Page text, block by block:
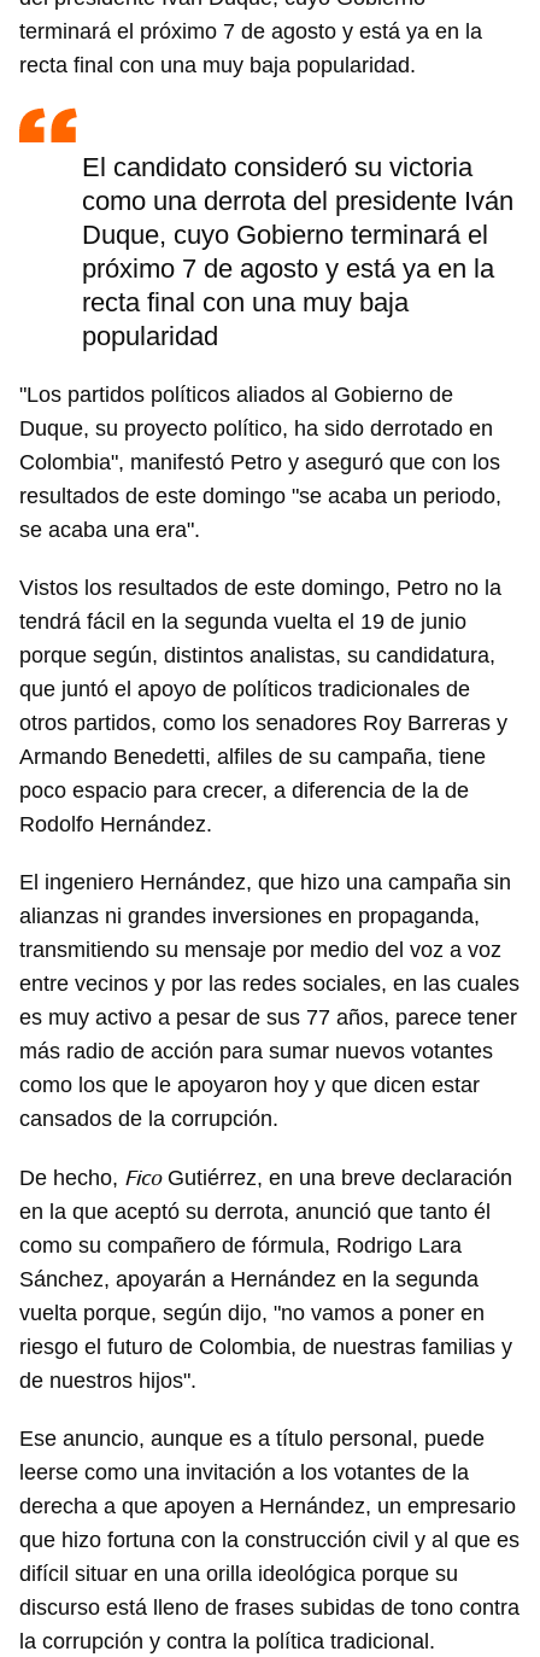
terminará el próximo 7 de agosto y está ya en la
recta final con una muy baja popularidad.
El candidato consideró su victoria
como una derrota del presidente Iván
Duque, cuyo Gobierno terminará el
próximo 7 de agosto y está ya en la
recta final con una muy baja
popularidad
"Los partidos políticos aliados al Gobierno de
Duque, su proyecto político, ha sido derrotado en
Colombia", manifestó Petro y aseguró que con los
resultados de este domingo "se acaba un periodo,
se acaba una era".
Vistos los resultados de este domingo, Petro no la
tendrá fácil en la segunda vuelta el 19 de junio
porque según, distintos analistas, su candidatura,
que juntó el apoyo de políticos tradicionales de
otros partidos, como los senadores Roy Barreras y
Armando Benedetti, alfiles de su campaña, tiene
poco espacio para crecer, a diferencia de la de
Rodolfo Hernández.
El ingeniero Hernández, que hizo una campaña sin
alianzas ni grandes inversiones en propaganda,
transmitiendo su mensaje por medio del voz a voz
entre vecinos y por las redes sociales, en las cuales
es muy activo a pesar de sus 77 años, parece tener
más radio de acción para sumar nuevos votantes
como los que le apoyaron hoy y que dicen estar
cansados de la corrupción.
De hecho, FicoGutiérrez, en una breve declaración
en la que aceptó su derrota, anunció que tanto él
como su compañero de fórmula, Rodrigo Lara
Sánchez, apoyarán a Hernández en la segunda
vuelta porque, según dijo, "no vamos a poner en
riesgo el futuro de Colombia, de nuestras familias y
de nuestros hijos".
Ese anuncio, aunque es a título personal, puede
leerse como una invitación a los votantes de la
derecha a que apoyen a Hernández, un empresario
que hizo fortuna con la construcción civil y al que es
difícil situar en una orilla ideológica porque su
discurso está lleno de frases subidas de tono contra
la corrupción y contra la política tradicional.